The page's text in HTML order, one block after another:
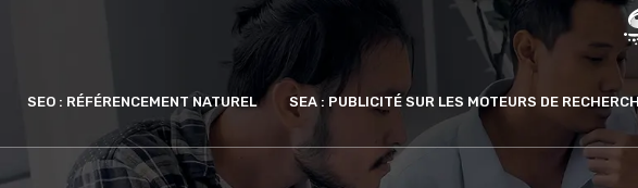
SEO : RÉFÉRENCEMENT NATUREL SEA : PUBLICITÉ SUR LES MOTEURS DE